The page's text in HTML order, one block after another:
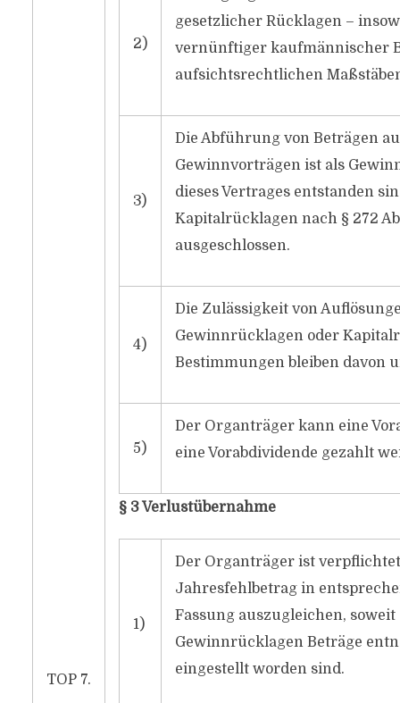
TOP 7.
2)
gesetzlicher Rücklagen –
vernünftiger kaufmännischer
aufsichtsrechtlichen
3)
Die Abführung von Beträgen
Gewinnvorträgen ist als
dieses Vertrages entstanden
Kapitalrücklagen nach § 272
ausgeschlossen.
4)
Die Zulässigkeit von
Gewinnrücklagen oder
Bestimmungen bleiben davon
5)
Der Organträger kann eine
eine Vorabdividende gezahlt
§ 3 Verlustübernahme
1)
Der Organträger ist
Jahresfehlbetrag in
Fassung auszugleichen,
Gewinnrücklagen Beträge
eingestellt worden sind.